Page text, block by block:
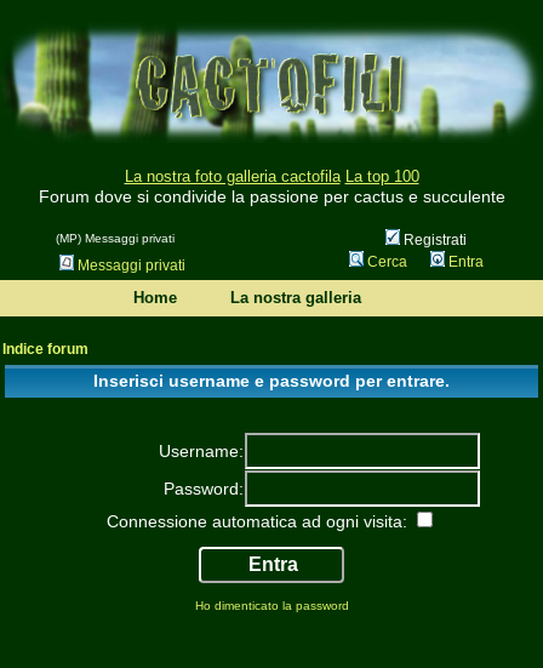
La nostra foto galleria cactofila La top 100
Forum dove si condivide la passione per cactus e succulente
(MP) Messaggi privati
Registrati
Messaggi privati
Cerca Entra
Home La nostra galleria
Indice forum
Inserisci username e password per entrare.
Username:
Password:
Connessione automatica ad ogni visita:
Ho dimenticato la password